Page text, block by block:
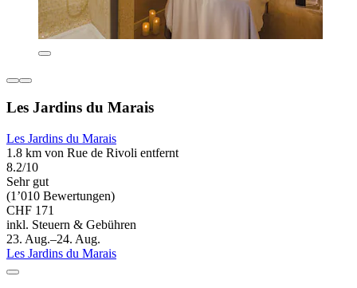
Les Jardins du Marais
Les Jardins du Marais
1.8 km von Rue de Rivoli entfernt
8.2/10
Sehr gut
(1’010 Bewertungen)
CHF 171
inkl. Steuern & Gebühren
23. Aug.–24. Aug.
Les Jardins du Marais